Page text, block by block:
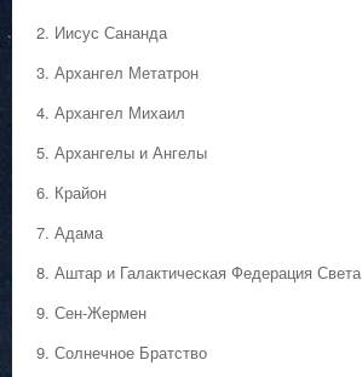
2. Иисус Сананда
3. Архангел Метатрон
4. Архангел Михаил
5. Архангелы и Ангелы
6. Крайон
7. Адама
8. Аштар и Галактическая Федерация Света
9. Сен-Жермен
9. Солнечное Братство